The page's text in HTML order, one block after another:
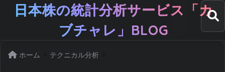
日本株の統計分析サービス「カ
ブチャレ」BLOG
ホーム テクニカル分析